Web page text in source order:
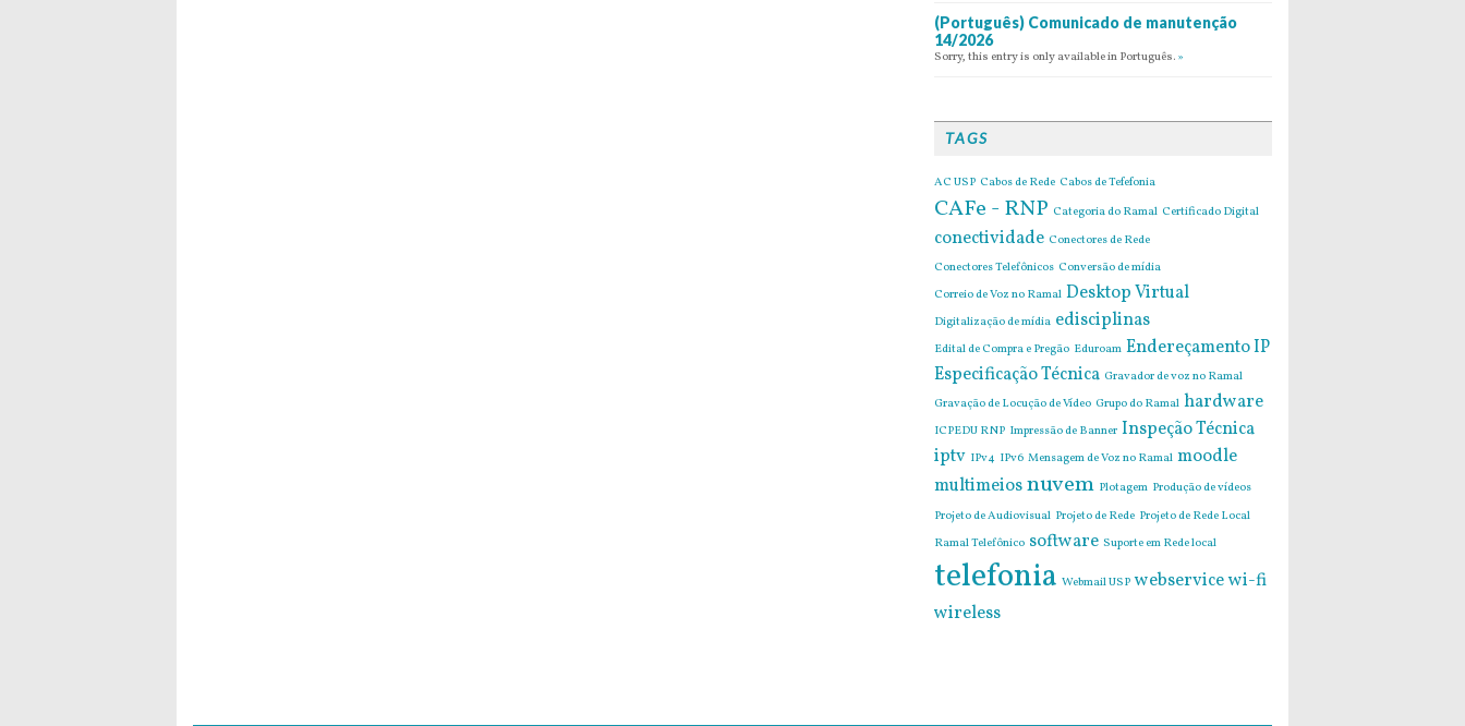
(Português) Comunicado de manutenção
14/2026
Sorry, this entry is only available in Português. »
TAGS
AC USP Cabos de Rede Cabos de Tefefonia
CAFe - RNP Categoria do Ramal Certificado Digital
conectividade Conectores de Rede
Conectores Telefônicos Conversão de mídia
Correio de Voz no Ramal Desktop Virtual
Digitalização de mídia edisciplinas
Edital de Compra e Pregão Eduroam Endereçamento IP
Especificação Técnica Gravador de voz no Ramal
Gravação de Locução de Vídeo Grupo do Ramal hardware
ICPEDU RNP Impressão de Banner Inspeção Técnica
iptv IPv4 IPv6 Mensagem de Voz no Ramal moodle
multimeiosnuvem Plotagem Produção de vídeos
Projeto de Audiovisual Projeto de Rede Projeto de Rede Local
Ramal Telefônico software Suporte em Rede local
telefonia Webmail USP webservicewi-fi
wireless